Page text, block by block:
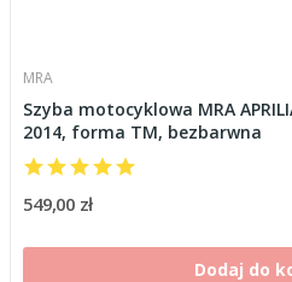
MRA
Szyba motocyklowa MRA
2014, forma TM, bezbarwna
549,00 zł
Dodaj do